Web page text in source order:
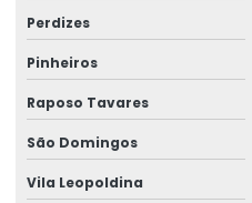
Dimensionamento Estrutural
Empresa de calculo estrutural
Empresa especializada em
Empresa Especializada Em
Perdizes
Pinheiros
Raposo Tavares
São Domingos
Vila Leopoldina